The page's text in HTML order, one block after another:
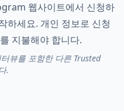
웹사이트에서 신청하
하세요. 개인 정보로 신청
지불해야 합니다.
뷰를 포함한 다른 Trusted
.